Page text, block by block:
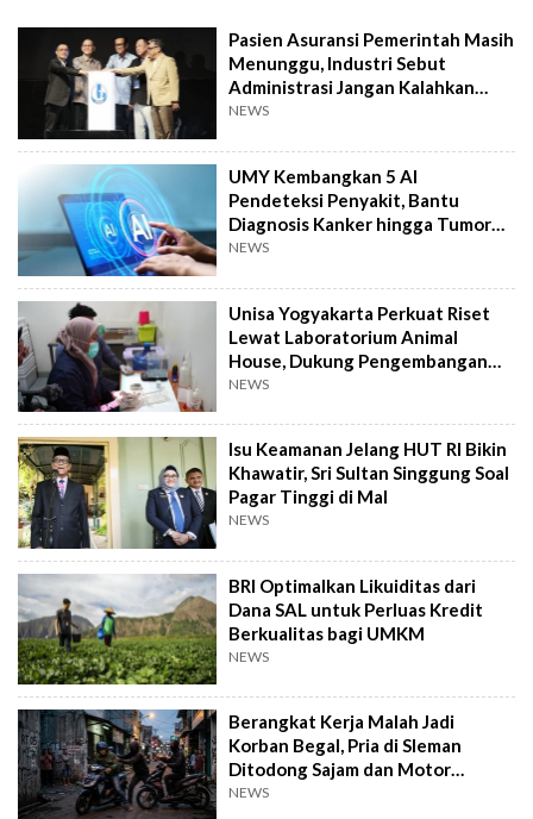
Pasien Asuransi Pemerintah Masih
Menunggu, Industri Sebut
Administrasi Jangan Kalahkan
Kemanusiaan
NEWS
UMY Kembangkan 5 AI
Pendeteksi Penyakit, Bantu
Diagnosis Kanker hingga Tumor
Otak Lebih Cepat
NEWS
Unisa Yogyakarta Perkuat Riset
Lewat Laboratorium Animal
House, Dukung Pengembangan
Kandidat Obat
NEWS
Isu Keamanan Jelang HUT RI Bikin
Khawatir, Sri Sultan Singgung Soal
Pagar Tinggi di Mal
NEWS
BRI Optimalkan Likuiditas dari
Dana SAL untuk Perluas Kredit
Berkualitas bagi UMKM
NEWS
Berangkat Kerja Malah Jadi
Korban Begal, Pria di Sleman
Ditodong Sajam dan Motor
Digasak
NEWS